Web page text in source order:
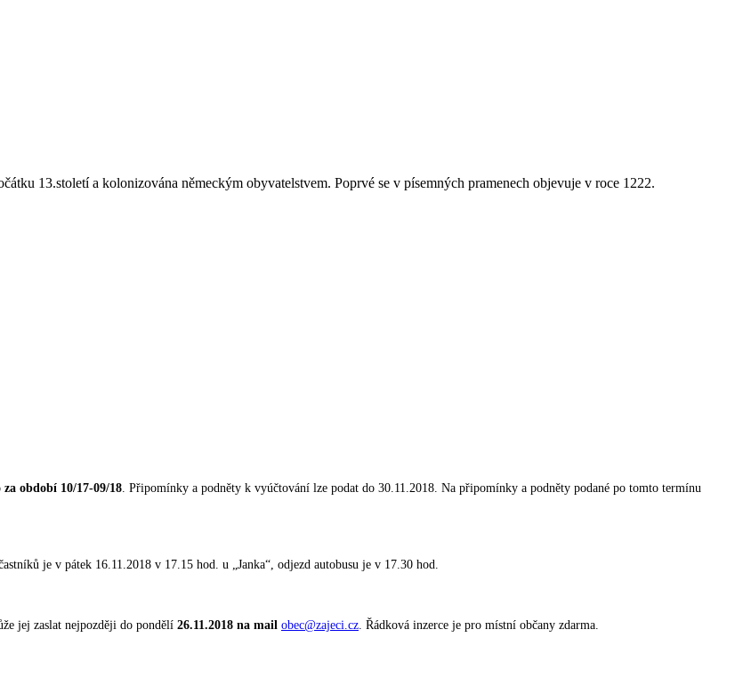
13.století a kolonizována německým obyvatelstvem. Poprvé se v písemných pramenech objevuje v roce 1222.
období 10/17-09/18 . Připomínky a podněty k vyúčtování lze podat do 30.11.2018. Na připomínky a podněty podané po tomto termínu
je v pátek 16.11.2018 v 17.15 hod. u „Janka“, odjezd autobusu je v 17.30 hod.
jej zaslat nejpozději do pondělí 26.11.2018 na mail obec@zajeci.cz . Řádková inzerce je pro místní občany zdarma.